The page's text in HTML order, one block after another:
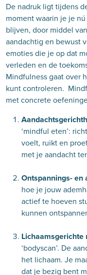
De nadruk ligt tijdens
moment waarin je je
blijven, door middel
aandachtig en bewust
emoties die je op dat
verleden en de
Mindfulness gaat over
kunt controleren.
met concrete
‘mindful eten’:
voelt, ruikt en
met je aandacht
Ontspannings- en
hoe je jouw
actief te hoeven
kunnen
Lichaamsgerichte
‘bodyscan’. De
het lichaam. Je
dat je bezig bent